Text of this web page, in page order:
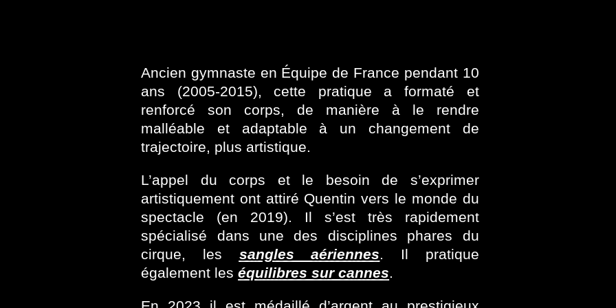
Ancien gymnaste en Équipe de France pendant 10
ans (2005-2015), cette pratique a formaté et
renforcé son corps, de manière à le rendre
malléable et adaptable à un changement de
trajectoire, plus artistique.
L’appel du corps et le besoin de s’exprimer
artistiquement ont attiré Quentin vers le monde du
spectacle (en 2019). Il s’est très rapidement
spécialisé dans une des disciplines phares du
cirque, les sangles aériennes. Il pratique
également leséquilibres sur cannes.